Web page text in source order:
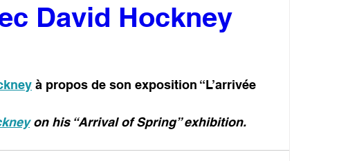
David Hockney
à propos de son exposition “L’arrivée
on his “Arrival of Spring” exhibition.